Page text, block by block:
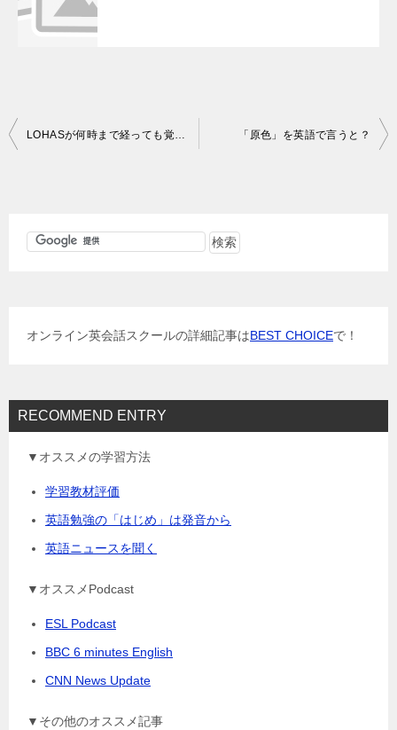
投
「原色」を英語で言うと？
オンライン英会話スクールの詳細記事はBEST CHOICEで！
RECOMMEND ENTRY
▼オススメの学習方法
学習教材評価
英語勉強の「はじめ」は発音から
英語ニュースを聞く
▼オススメPodcast
ESL Podcast
BBC 6 minutes English
CNN News Update
▼その他のオススメ記事